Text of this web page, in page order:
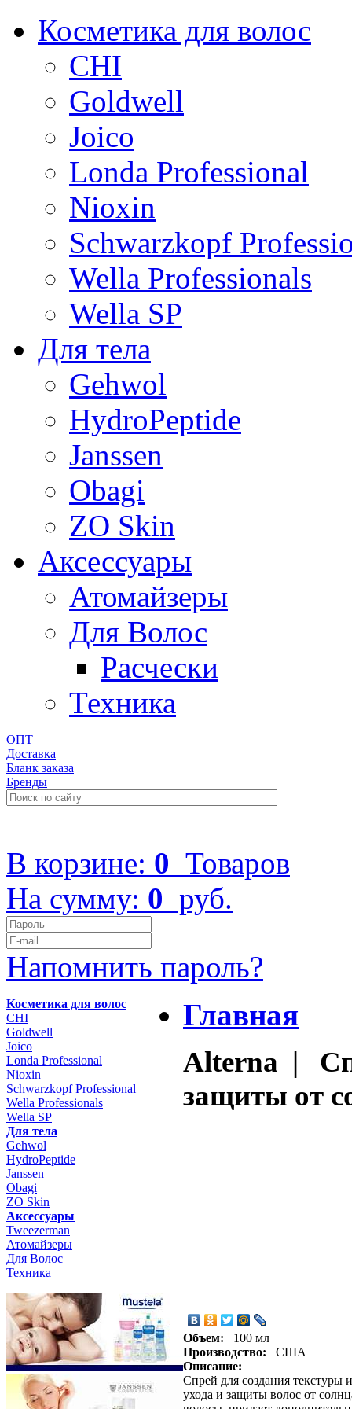
Косметика для волос
CHI
Goldwell
Joico
Londa Professional
Nioxin
Schwarzkopf
Wella Professionals
Wella SP
Для тела
Gehwol
HydroPeptide
Janssen
Obagi
ZO Skin
Aксессуары
Атомайзеры
Для Волос
Расчески
Техника
ОПТ
Доставка
Бланк заказа
Бренды
В корзине: 0 Товаров
На сумму: 0 руб.
Напомнить пароль?
Косметика для волос
CHI
Goldwell
Joico
Londa Professional
Nioxin
Schwarzkopf Professional
Wella Professionals
Wella SP
Для тела
Gehwol
HydroPeptide
Janssen
Obagi
ZO Skin
Aксессуары
Tweezerman
Атомайзеры
Для Волос
Техника
Главная
Alterna |
защиты от
Объем:
100 мл
Производство:
США
Описание:
Спрей для создания текстуры
ухода и защиты волос от